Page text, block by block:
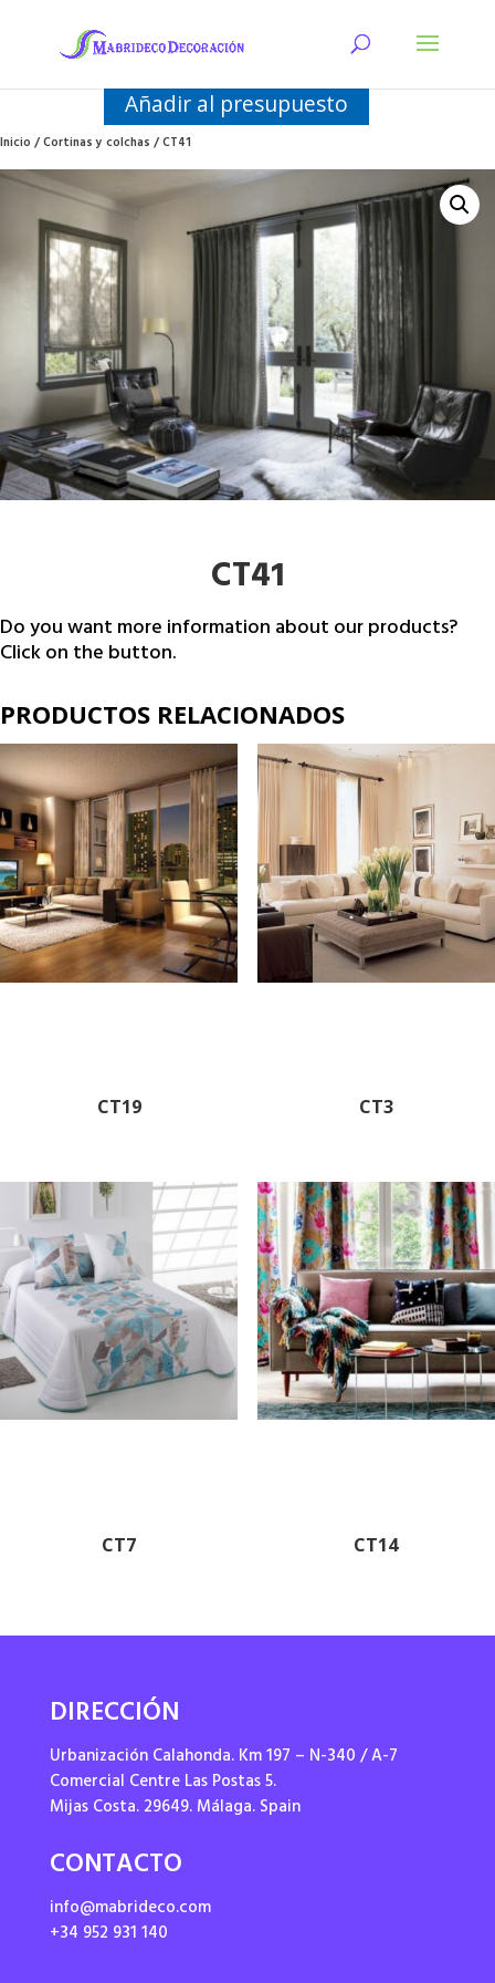
Añadir al presupuesto
Inicio/Cortinas y colchas/ CT41
CT41
Do you want more information about our products?
Click on the button.
PRODUCTOS RELACIONADOS
CT19 CT3
CT7 CT14
DIRECCIÓN
Urbanización Calahonda. Km 197 – N-340 / A-7
Comercial Centre Las Postas 5.
Mijas Costa. 29649. Málaga. Spain
CONTACTO
info@mabrideco.com
+34 952 931 140